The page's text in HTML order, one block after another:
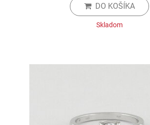
DO KOŠÍKA
Skladom